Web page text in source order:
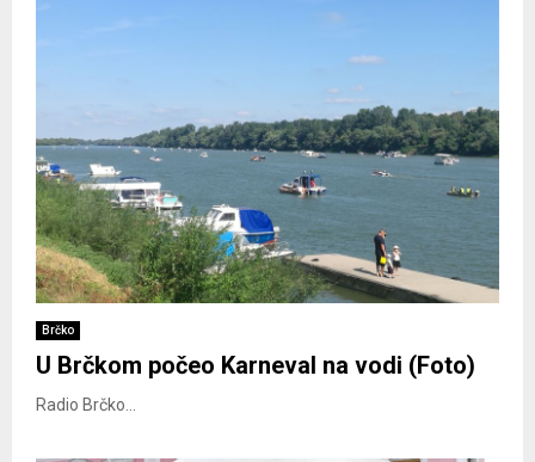
Brčko
U Brčkom počeo Karneval na vodi (Foto)
Radio Brčko...